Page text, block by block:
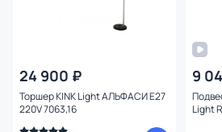
24 900 ₽
Торшер KINK Light АЛЬФАСИ E27
220V 7063,16
9
Light